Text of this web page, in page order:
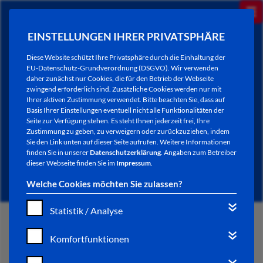
EINSTELLUNGEN IHRER PRIVATSPHÄRE
Diese Website schützt Ihre Privatsphäre durch die Einhaltung der
EU-Datenschutz-Grundverordnung (DSGVO). Wir verwenden
daher zunächst nur Cookies, die für den Betrieb der Webseite
zwingend erforderlich sind. Zusätzliche Cookies werden nur mit
Ihrer aktiven Zustimmung verwendet. Bitte beachten Sie, dass auf
Basis Ihrer Einstellungen eventuell nicht alle Funktionalitäten der
Seite zur Verfügung stehen. Es steht Ihnen jederzeit frei, Ihre
Zustimmung zu geben, zu verweigern oder zurückzuziehen, indem
Sie den Link unten auf dieser Seite aufrufen. Weitere Informationen
finden Sie in unsererDatenschutzerklärung. Angaben zum Betreiber
dieser Webseite finden Sie im Impressum.
Welche Cookies möchten Sie zulassen?
Statistik / Analyse
Komfortfunktionen
NEWSLETTER / CITY LETTER
START